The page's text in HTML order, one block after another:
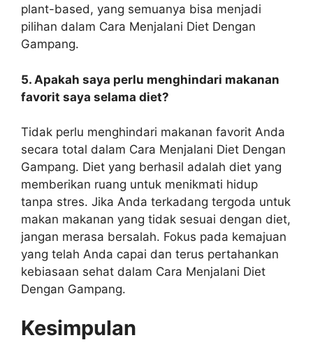
plant-based, yang semuanya bisa menjadi
pilihan dalam Cara Menjalani Diet Dengan
Gampang.
5. Apakah saya perlu menghindari makanan
favorit saya selama diet?
Tidak perlu menghindari makanan favorit Anda
secara total dalam Cara Menjalani Diet Dengan
Gampang. Diet yang berhasil adalah diet yang
memberikan ruang untuk menikmati hidup
tanpa stres. Jika Anda terkadang tergoda untuk
makan makanan yang tidak sesuai dengan diet,
jangan merasa bersalah. Fokus pada kemajuan
yang telah Anda capai dan terus pertahankan
kebiasaan sehat dalam Cara Menjalani Diet
Dengan Gampang.
Kesimpulan